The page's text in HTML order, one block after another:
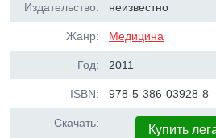
Издательство: неизвестно
Жанр: Медицина
Год: 2011
ISBN: 978-5-386-03928-8
Скачать: Купить